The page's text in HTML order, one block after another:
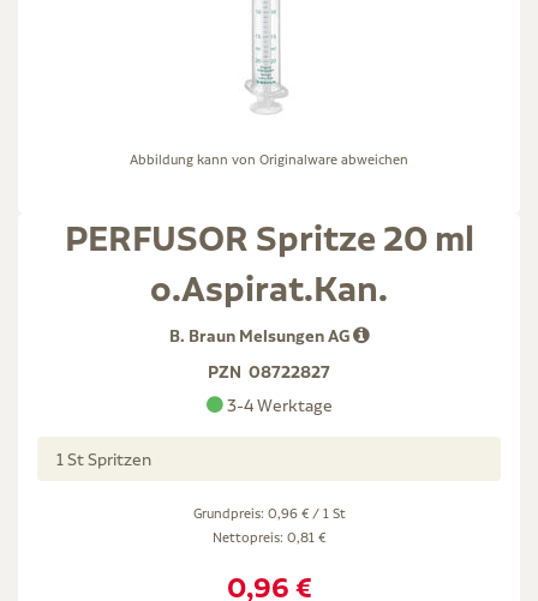
Abbildung kann von Originalware abweichen
PERFUSOR Spritze 20 ml
o.Aspirat.Kan.
B. Braun Melsungen AG
PZN 08722827
3-4 Werktage
1 St Spritzen
Grundpreis: 0,96 € / 1 St
Nettopreis: 0,81 €
0,96 €